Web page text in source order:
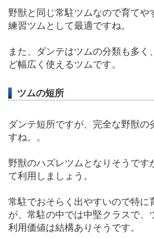
野獣と同じ常駐ツムなので育てや
練習ツムとして最適ですね。
また、ダンテはツムの分類も多く
ど幅広く使えるツムです。
ツムの短所
ダンテ短所ですが、完全な野獣の
すね。。
野獣のハズレツムとなりそうです
て利用しましょう。
常駐でおそらく出やすいので特に
が、常駐の中では中堅クラスで、
利用価値は結構ありそうです。